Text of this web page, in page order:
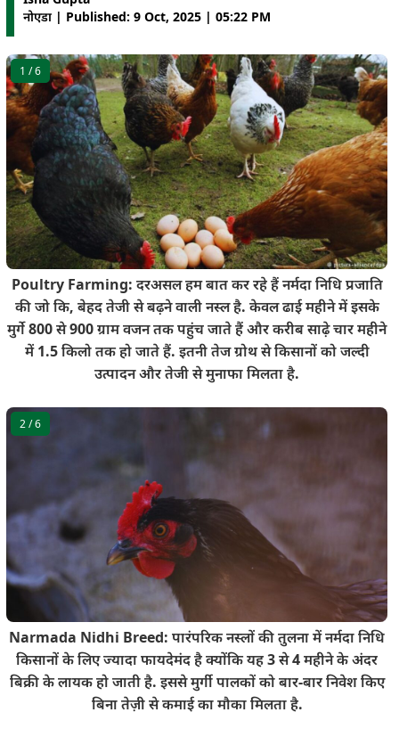
नोएडा | Published: 9 Oct, 2025 | 05:22 PM
1 / 6
Poultry Farming: दरअसल हम बात कर रहे हैं नर्मदा निधि प्रजाति
की जो कि, बेहद तेजी से बढ़ने वाली नस्ल है. केवल ढाई महीने में इसके
मुर्गे 800 से 900 ग्राम वजन तक पहुंच जाते हैं और करीब साढ़े चार महीने
में 1.5 किलो तक हो जाते हैं. इतनी तेज ग्रोथ से किसानों को जल्दी
उत्पादन और तेजी से मुनाफा मिलता है.
2/ 6
Narmada Nidhi Breed: पारंपरिक नस्लों की तुलना में नर्मदा निधि
किसानों के लिए ज्यादा फायदेमंद है क्योंकि यह 3 से 4 महीने के अंदर
बिक्री के लायक हो जाती है. इससे मुर्गी पालकों को बार-बार निवेश किए
बिना तेज़ी से कमाई का मौका मिलता है.